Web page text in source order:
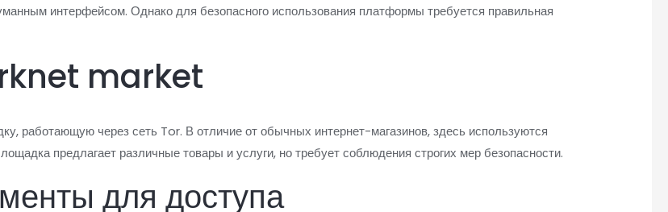
интерфейсом. Однако для безопасного использования платформы требуется правильная
market
работающую через сеть Tor. В отличие от обычных интернет-магазинов, здесь используются
предлагает различные товары и услуги, но требует соблюдения строгих мер безопасности.
для доступа